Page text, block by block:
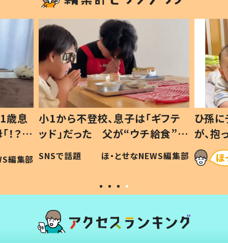
歳息
？」
編集部
小1から不登校、息子は「ギフテ
ッド」だった 父が“ウチ給食”を
作り続ける理由とは #令和の親
#令和の子
SNSで話題 ほ・とせなNEWS編集部
ひ孫
が、
「涙が
い」